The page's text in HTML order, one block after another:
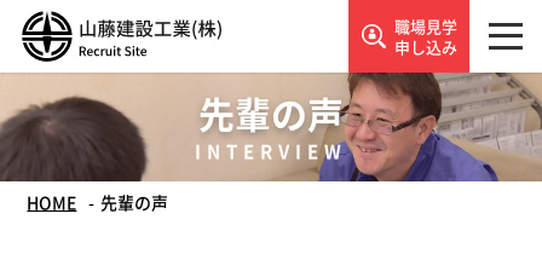
職場見学
申し込み
先輩の声
INTERVIEW
HOME 先輩の声